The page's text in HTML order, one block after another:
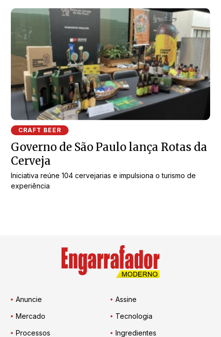
CRAFT BEER
Governo de São Paulo lança Rotas da
Cerveja
Iniciativa reúne 104 cervejarias e impulsiona o turismo de
experiência
Anuncie
Assine
Mercado
Tecnologia
Processos
Ingredientes